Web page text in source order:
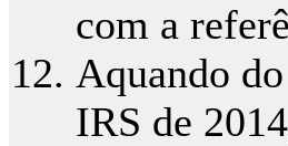
com a
Aquando
IRS de